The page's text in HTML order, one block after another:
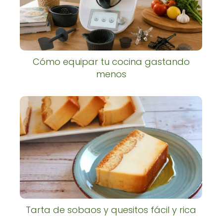
Cómo equipar tu cocina gastando
menos
Tarta de sobaos y quesitos fácil y rica